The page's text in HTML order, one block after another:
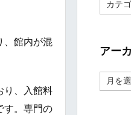
、館内が混
り、入館料
す。専門の
テ
ー
アー
ー